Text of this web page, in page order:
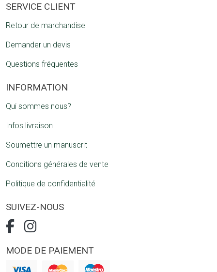
SERVICE CLIENT
Retour de marchandise
Demander un devis
Questions fréquentes
INFORMATION
Qui sommes nous?
Infos livraison
Soumettre un manuscrit
Conditions générales de vente
Politique de confidentialité
SUIVEZ-NOUS
MODE DE PAIEMENT